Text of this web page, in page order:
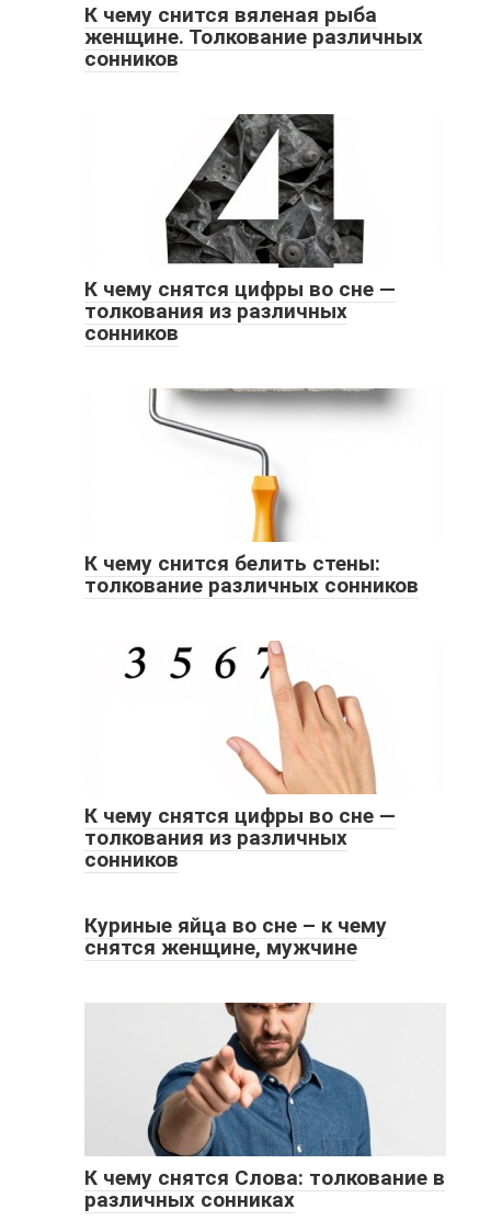
К чему снится вяленая рыба
женщине. Толкование различных
сонников
К чему снятся цифры во сне —
толкования из различных
сонников
К чему снится белить стены:
толкование различных сонников
К чему снятся цифры во сне —
толкования из различных
сонников
Куриные яйца во сне – к чему
снятся женщине, мужчине
К чему снятся Слова: толкование в
различных сонниках